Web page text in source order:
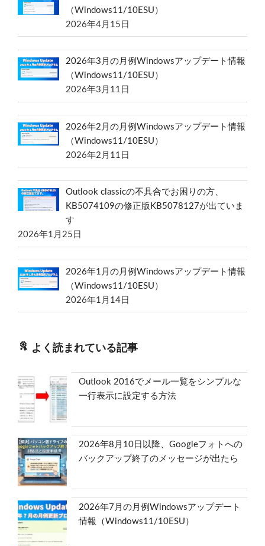
（Windows11/10ESU）
2026年4月15日
2026年3月の月例Windowsアップデート情報
（Windows11/10ESU）
2026年3月11日
2026年2月の月例Windowsアップデート情報
（Windows11/10ESU）
2026年2月11日
Outlook classicの不具合でお困りの方、
KB5074109の修正版KB5078127が出ていま
す
2026年1月25日
2026年1月の月例Windowsアップデート情報
（Windows11/10ESU）
2026年1月14日
よく読まれている記事
Outlook 2016でメール一覧をシンプルな
一行表示に設定する方法
2026年8月10日以降、Googleフォトへの
バックアップ終了のメッセージが出たら
2026年7月の月例Windowsアップデート
情報（Windows11/10ESU）